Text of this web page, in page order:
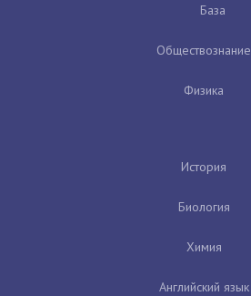
База
Обществознание
Физика
История
Биология
Химия
Английский язык